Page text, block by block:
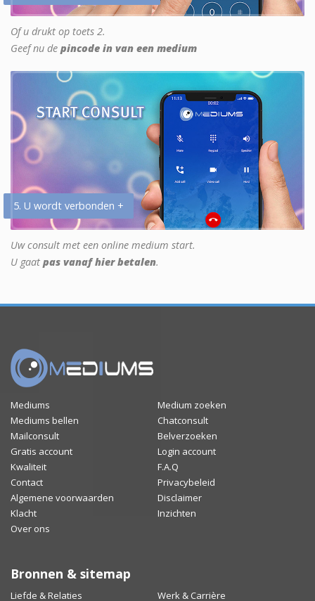
Of u drukt op toets 2.
Geef nu de pincode in van een medium
5. U wordt verbonden +
Uw consult met een online medium start.
U gaat pas vanaf hier betalen.
Mediums
Medium zoeken
Mediums bellen
Chatconsult
Mailconsult
Belverzoeken
Gratis account
Login account
Kwaliteit
F.A.Q
Contact
Privacybeleid
Algemene voorwaarden
Disclaimer
Klacht
Inzichten
Over ons
Bronnen & sitemap
Liefde & Relaties Werk & Carrière